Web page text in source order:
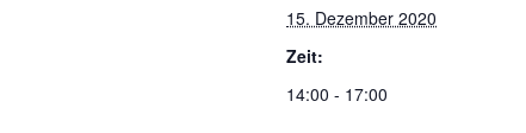
15. Dezember 2020
Zeit:
14:00 - 17:00